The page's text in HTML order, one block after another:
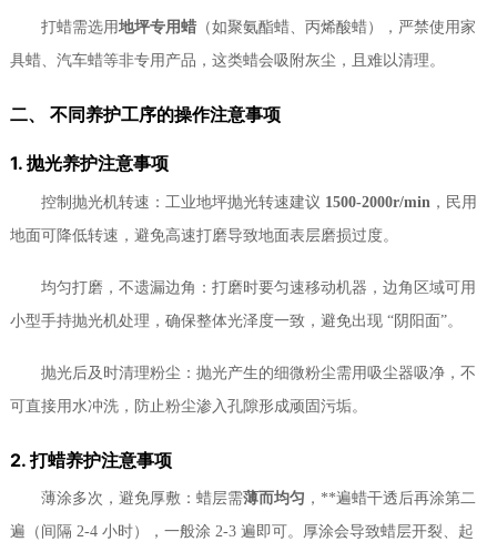
打蜡需选用地坪专用蜡（如聚氨酯蜡、丙烯酸蜡），严禁使用家
具蜡、汽车蜡等非专用产品，这类蜡会吸附灰尘，且难以清理。
二、 不同养护工序的操作注意事项
1. 抛光养护注意事项
控制抛光机转速：工业地坪抛光转速建议 1500-2000r/min ，民用
地面可降低转速，避免高速打磨导致地面表层磨损过度。
均匀打磨，不遗漏边角：打磨时要匀速移动机器，边角区域可用
小型手持抛光机处理，确保整体光泽度一致，避免出现 “阴阳面”。
抛光后及时清理粉尘：抛光产生的细微粉尘需用吸尘器吸净，不
可直接用水冲洗，防止粉尘渗入孔隙形成顽固污垢。
2. 打蜡养护注意事项
薄涂多次，避免厚敷：蜡层需薄而均匀 ，**遍蜡干透后再涂第二
遍（间隔 2-4 小时），一般涂 2-3 遍即可。厚涂会导致蜡层开裂、起